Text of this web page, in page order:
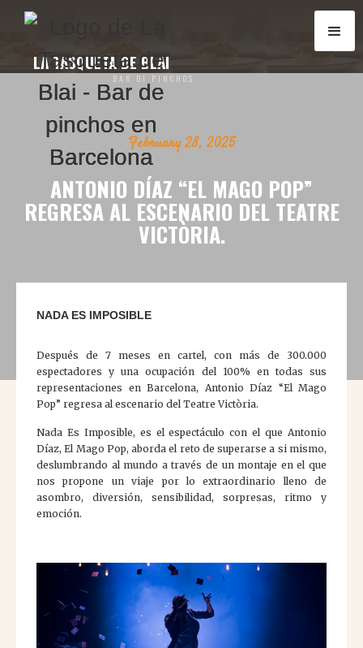
LA TASQUETA DE BLAI
BAR DI PINCHOS
LA TASQUETA DE BLAI
BAR DI PINCHOS
LA TASQUETA DE BLAI
BAR DI PINCHOS
February 28, 2025
ANTONIO DÍAZ “EL MAGO POP”
REGRESA AL ESCENARIO DEL TEATRE
VICTÒRIA.
NADA ES IMPOSIBLE
Después de 7 meses en cartel, con más de 300.000
espectadores y una ocupación del 100% en todas sus
representaciones en Barcelona, Antonio Díaz “El Mago
Pop” regresa al escenario del Teatre Victòria.
Nada Es Imposible, es el espectáculo con el que Antonio
Díaz, El Mago Pop, aborda el reto de superarse a si mismo,
deslumbrando al mundo a través de un montaje en el que
nos propone un viaje por lo extraordinario lleno de
asombro, diversión, sensibilidad, sorpresas, ritmo y
emoción.